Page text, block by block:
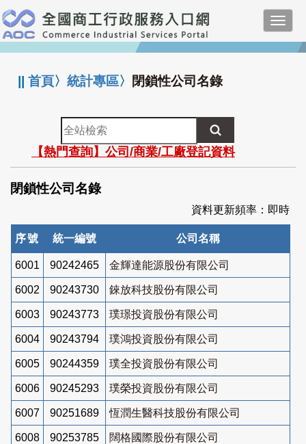
跳
到
主
要
:::
||首頁〉統計專區〉 閉鎖性公司名錄
全
站
檢
索
【熱門查詢】公司/商業/工廠登記資料
閉鎖性公司名錄
資料更新頻率：即時
序號 統一編號 公司名稱
6001 90242465 金輝達能源股份有限公司
6002 90243730 錸放科技股份有限公司
6003 90243773 璞璟投資股份有限公司
6004 90243794 璞鴻投資股份有限公司
6005 90244359 璞全投資股份有限公司
6006 90245293 璞榮投資股份有限公司
6007 90251689 恆潤生醫科技股份有限公司
6008 90253785 闊格國際股份有限公司